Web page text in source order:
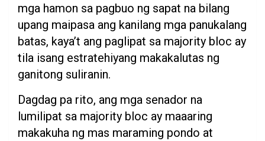
mga hamon sa pagbuo ng sapat na bilang
upang maipasa ang kanilang mga panukalang
batas, kaya’t ang paglipat sa majority bloc ay
tila isang estratehiyang makakalutas ng
ganitong suliranin.
Dagdag pa rito, ang mga senador na
lumilipat sa majority bloc ay maaaring
makakuha ng mas maraming pondo at